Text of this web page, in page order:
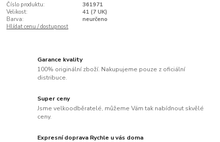
Číslo produktu:
361971
Velikost:
41 (7 UK)
Barva:
neurčeno
Hlídat cenu / dostupnost
Garance kvality
100% originální zboží. Nakupujeme pouze z oficiální
distribuce.
Super ceny
Jsme velkoodběratelé, můžeme Vám tak nabídnout skvělé
ceny.
Expresní doprava Rychle u vás doma